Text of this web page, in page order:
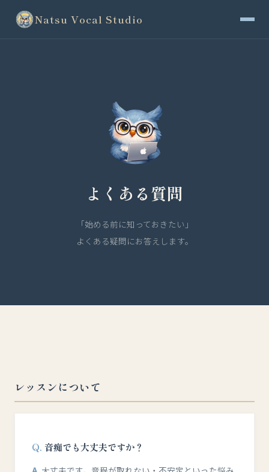
Natsu Vocal Studio
よくある質問
「始める前に知っておきたい」
よくある疑問にお答えします。
レッスンについて
音痴でも大丈夫ですか？